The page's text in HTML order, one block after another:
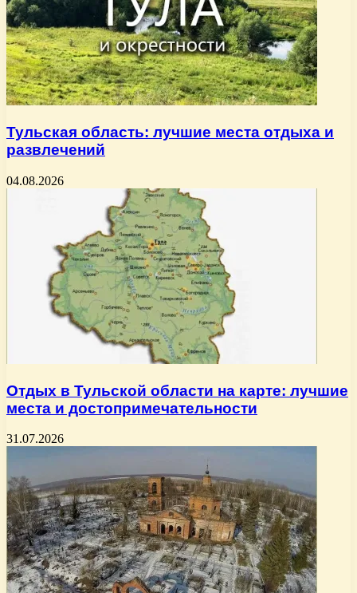
Тульская область: лучшие места отдыха и
развлечений
04.08.2026
Отдых в Тульской области на карте: лучшие
места и достопримечательности
31.07.2026